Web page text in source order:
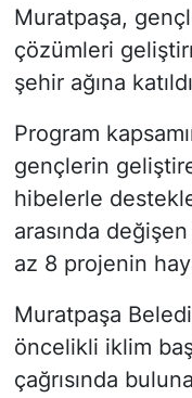
Muratpaşa,
çözümleri
şehir ağına
Program
gençlerin
hibelerle
arasında
az 8 projenin
Muratpaşa
öncelikli iklim
çağrısında